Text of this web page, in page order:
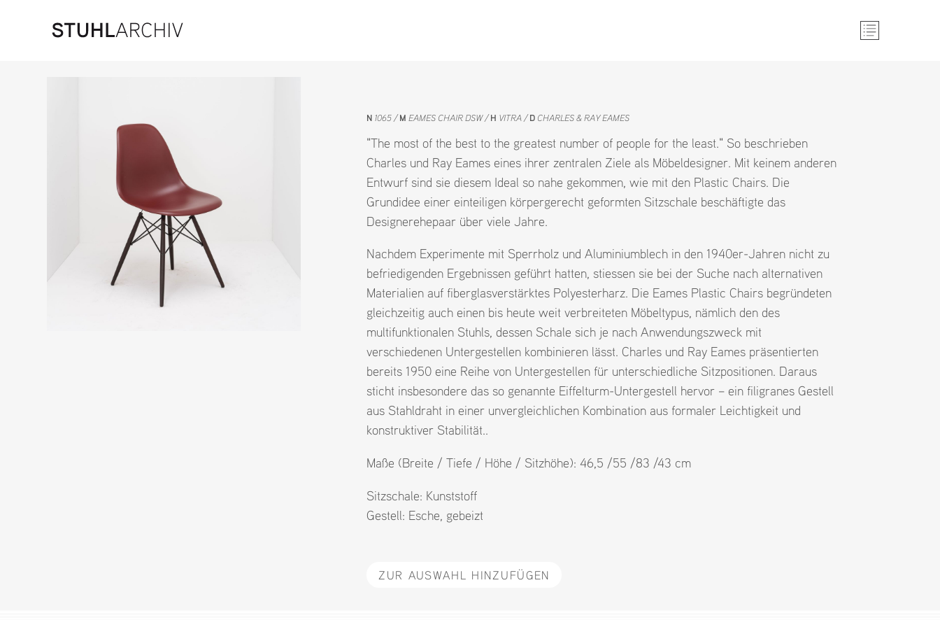
N 1065 M EAMES CHAIR DSW H VITRA D CHARLES & RAY EAMES
"The most of the best to the greatest number of people for the least." So beschrieben
Charles und Ray Eames eines ihrer zentralen Ziele als Möbeldesigner. Mit keinem anderen
Entwurf sind sie diesem Ideal so nahe gekommen, wie mit den Plastic Chairs. Die
Grundidee einer einteiligen körpergerecht geformten Sitzschale beschäftigte das
Designerehepaar über viele Jahre.
Nachdem Experimente mit Sperrholz und Aluminiumblech in den 1940er-Jahren nicht zu
befriedigenden Ergebnissen geführt hatten, stiessen sie bei der Suche nach alternativen
Materialien auf fiberglasverstärktes Polyesterharz. Die Eames Plastic Chairs begründeten
gleichzeitig auch einen bis heute weit verbreiteten Möbeltypus, nämlich den des
multifunktionalen Stuhls, dessen Schale sich je nach Anwendungszweck mit
verschiedenen Untergestellen kombinieren lässt. Charles und Ray Eames präsentierten
bereits 1950 eine Reihe von Untergestellen für unterschiedliche Sitzpositionen. Daraus
sticht insbesondere das so genannte Eiffelturm-Untergestell hervor – ein filigranes Gestell
aus Stahldraht in einer unvergleichlichen Kombination aus formaler Leichtigkeit und
konstruktiver Stabilität..
Maße (Breite / Tiefe / Höhe / Sitzhöhe): 46,5 /55 /83 /43 cm
Sitzschale: Kunststoff
Gestell: Esche gebeizt